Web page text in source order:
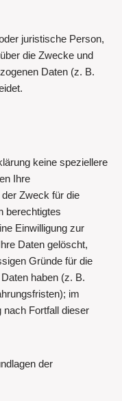
juristische Person,
die Zwecke und
Daten (z. B.
keine speziellere
Ihre
Zweck für die
berechtigtes
Einwilligung zur
Daten gelöscht,
Gründe für die
haben (z. B.
im
nach Fortfall dieser
der